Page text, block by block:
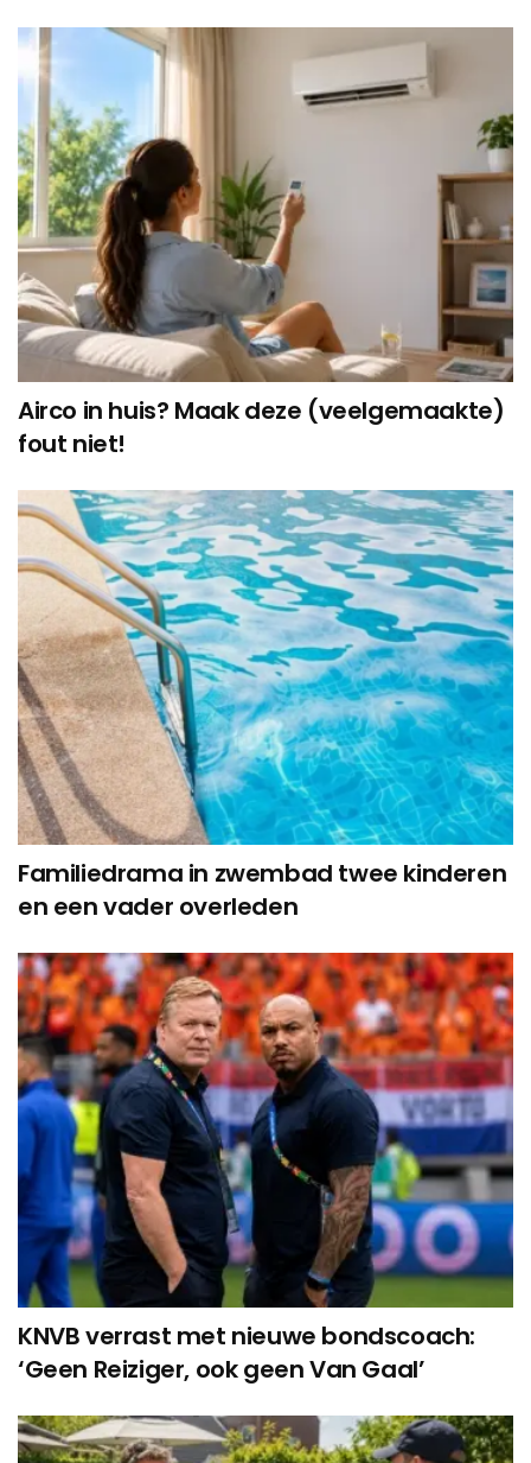
Airco in huis? Maak deze (veelgemaakte)
fout niet!
Familiedrama in zwembad twee kinderen
en een vader overleden
KNVB verrast met nieuwe bondscoach:
‘Geen Reiziger, ook geen Van Gaal’